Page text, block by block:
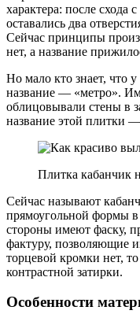
характера: после схода
оставались два
Сейчас принципы
нет, а название
Но мало кто знает, что
название — «метро».
облицовывали стены в
название этой плитки
Плитка кабанчик
Сейчас называют
прямоугольной формы
стороны имеют фаску,
фактуру, позволяющие
торцевой кромки нет,
контрастной затирки.
Особенности